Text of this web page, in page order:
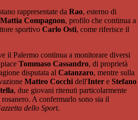
rappresentate da Rao, esterno di
Mattia Compagnon, profilo che continua a
sportivo Carlo Osti, come riferisce il
il Palermo continua a monitorare diversi
Tommaso Cassandro, di proprietà
disputata al Catanzaro, mentre sulla
Matteo Cocchi dell'Inter e Stefano
, due giovani ritenuti particolarmente
A confermarlo sono sia il
dello Sport.